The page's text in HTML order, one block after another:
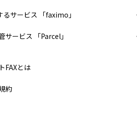
るサービス 「faximo」
サービス 「Parcel」
FAXとは
約